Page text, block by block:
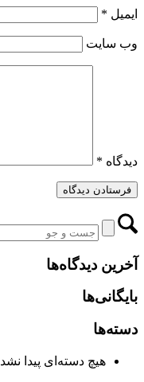
ایمیل *
وب‌ سایت
دیدگاه *
آخرین دیدگاه‌ها
بایگانی‌ها
دسته‌ها
هیچ دسته‌ای پیدا نشد